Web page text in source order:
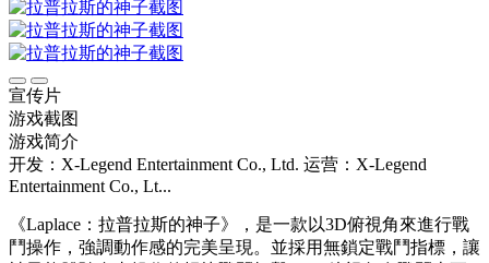
宣传片
游戏截图
游戏简介
开发：X-Legend Entertainment Co., Ltd. 运营：X-Legend
Entertainment Co., Lt...
《Laplace：拉普拉斯的神子》，是一款以3D俯視角來進行戰
鬥操作，強調動作感的完美呈現。並採用無鎖定戰鬥指標，讓